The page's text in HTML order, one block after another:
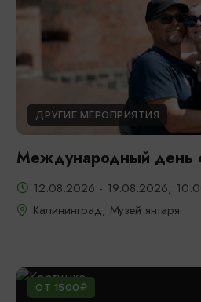
ДРУГИЕ МЕРОПРИЯТИЯ
Международный день
12.08.2026 - 19.08.2026,
Калининград, Музей янтаря
ОТ 1500₽